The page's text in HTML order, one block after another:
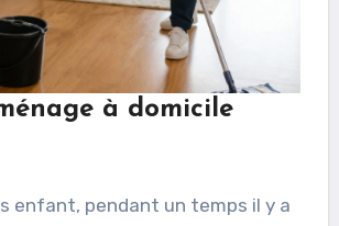
à domicile
enfant, pendant un temps il y a